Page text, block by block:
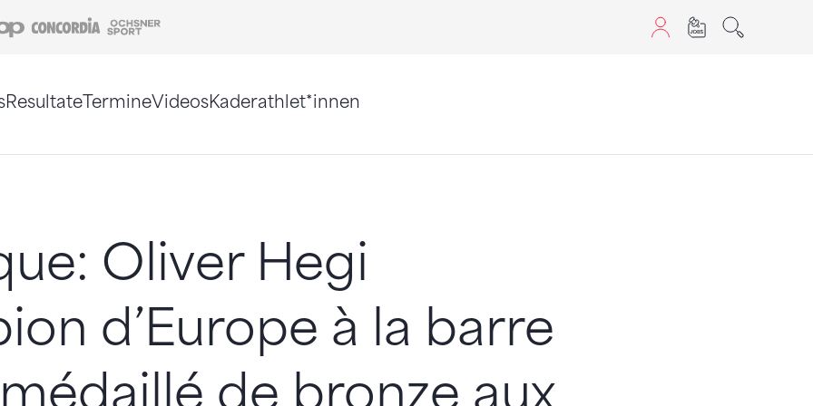
Coop Concordia
ResultateTermineVideosKaderathlet*innen
Oliver Hegi
d’Europe à la barre
de bronze aux